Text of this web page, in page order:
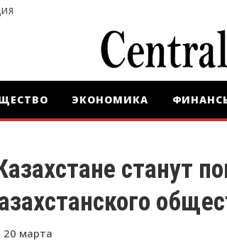
ЭКОНОМИКА
станут
20 марта